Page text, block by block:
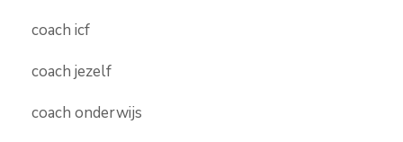
coach icf
coach jezelf
coach onderwijs